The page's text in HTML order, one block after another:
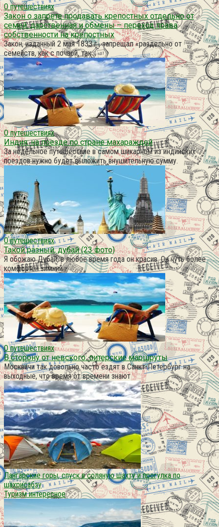
О путешествиях
Закон о запрете продавать крепостных отдельно от
семей. дарственная и обмены – переход права
собственности на крепостных
Закон, изданный 2 мая 1833 г., запрещал «раздельно от
семейств, как с почвой, так
О путешествиях
Индия: на поезде по стране махараждей
За недельное путешествие в самом шикарном из индийских
поездов нужно будет выложить внушительную сумму.
О путешествиях
Такой разный, дубай (23 фото)
Я обожаю Дубай, в любое время года он красив. Он чуть более
комфортен зимний
О путешествиях
В сторону от невского: питерские маршруты
Москвичи так довольно часто ездят в Санкт-Петербург на
выходные, что время от времени знают
Лангарские горы, спуск в соляную шахту и прогулка по
шахрисабзу
Туризм интересное